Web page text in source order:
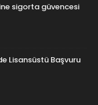
sigorta güvencesi
Lisansüstü Başvuru